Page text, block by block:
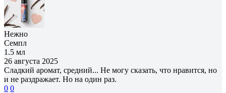
Нежно
Семпл
1.5 мл
26 августа 2025
Сладкий аромат, средний... Не могу сказать, что нравится, но
и не раздражает. Но на один раз.
0 0